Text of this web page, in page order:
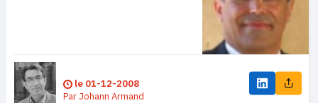
le 01-12-2008
Par Johann Armand